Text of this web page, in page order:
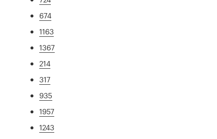
674
1163
1367
214
317
935
1957
1243